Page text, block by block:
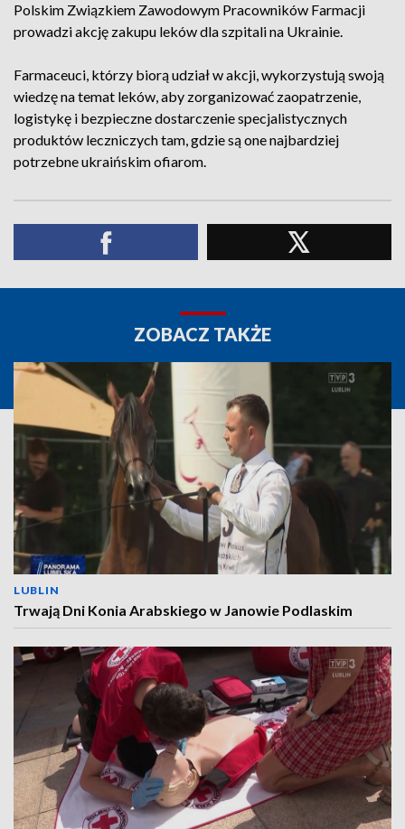
Polskim Związkiem Zawodowym Pracowników Farmacji
prowadzi akcję zakupu leków dla szpitali na Ukrainie.
Farmaceuci, którzy biorą udział w akcji, wykorzystują swoją
wiedzę na temat leków, aby zorganizować zaopatrzenie,
logistykę i bezpieczne dostarczenie specjalistycznych
produktów leczniczych tam, gdzie są one najbardziej
potrzebne ukraińskim ofiarom.
ZOBACZ TAKŻE
LUBLIN
Trwają Dni Konia Arabskiego w Janowie Podlaskim